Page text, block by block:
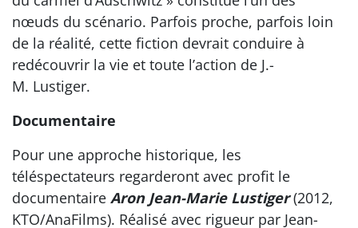
nœuds du scénario. Parfois proche, parfois loin
de la réalité, cette fiction devrait conduire à
redécouvrir la vie et toute l’action de J.-
M. Lustiger.
Documentaire
Pour une approche historique, les
téléspectateurs regarderont avec profit le
documentaire Aron Jean-Marie Lustiger (2012,
KTO/AnaFilms). Réalisé avec rigueur par Jean-